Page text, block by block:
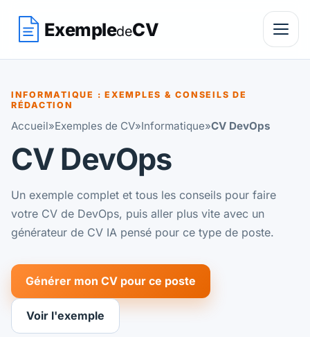
ExempledeCV
INFORMATIQUE : EXEMPLES & CONSEILS DE
RÉDACTION
Accueil»Exemples de CV»Informatique»CV DevOps
CV DevOps
Un exemple complet et tous les conseils pour faire
votre CV de DevOps, puis aller plus vite avec un
générateur de CV IA pensé pour ce type de poste.
Générer mon CV pour ce poste
Voir l'exemple